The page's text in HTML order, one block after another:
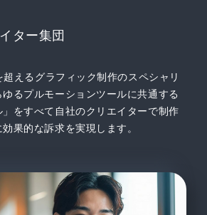
ター集団
えるグラフィック制作のスペシャリ
るプルモーションツールに共通する
」をすべて自社のクリエイターで制作
果的な訴求を実現します。